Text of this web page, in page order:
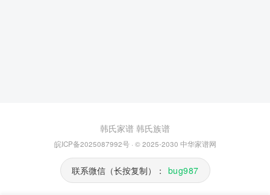
韩氏家谱 韩氏族谱
皖ICP备2025087992号· © 2025-2030 中华家谱网
联系微信（长按复制）： bug987